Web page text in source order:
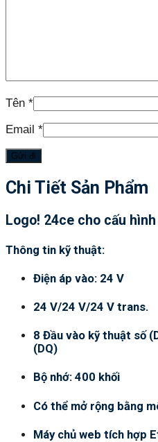
Tên *
Email *
Chi Tiết Sản Phẩm
Logo! 24ce cho cấu
Thông tin kỹ thuật:
Điện áp vào: 24 V
24 V/24 V/24 V trans.
8 Đầu vào kỹ thuật số
(DQ)
Bộ nhớ: 400 khối
Có thể mở rộng bằng
Máy chủ web tích hợp